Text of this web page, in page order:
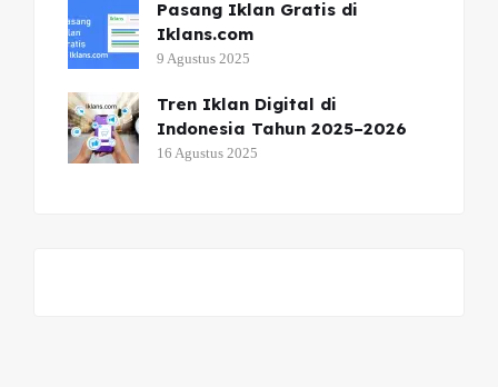
Pasang Iklan Gratis di
Iklans.com
9 Agustus 2025
Tren Iklan Digital di
Indonesia Tahun 2025–2026
16 Agustus 2025